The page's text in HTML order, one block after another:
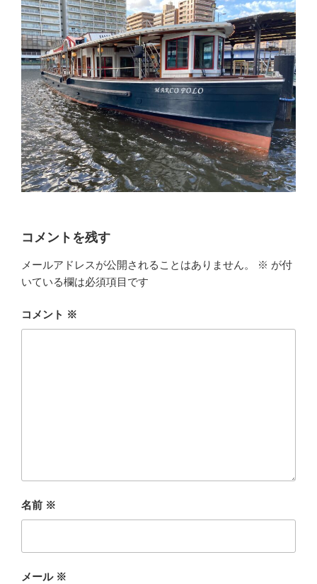
コメントを残す
メールアドレスが公開されることはありません。 ※ が付
いている欄は必須項目です
コメント ※
名前 ※
メール ※